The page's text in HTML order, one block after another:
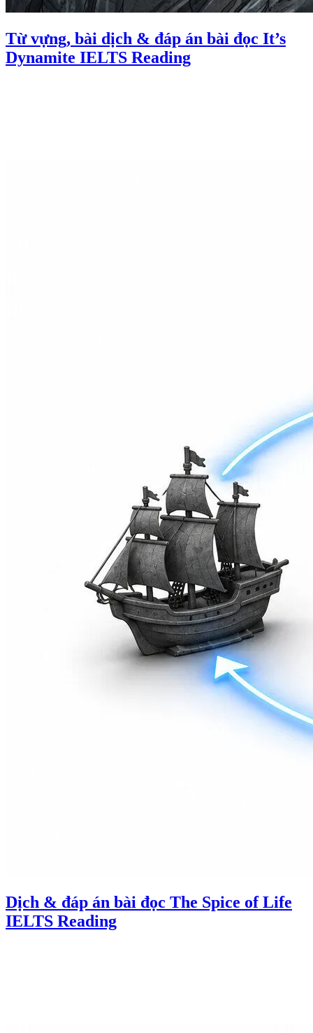
Từ vựng, bài dịch & đáp án bài đọc It’s
Dynamite IELTS Reading
Dịch & đáp án bài đọc The Spice of Life
IELTS Reading